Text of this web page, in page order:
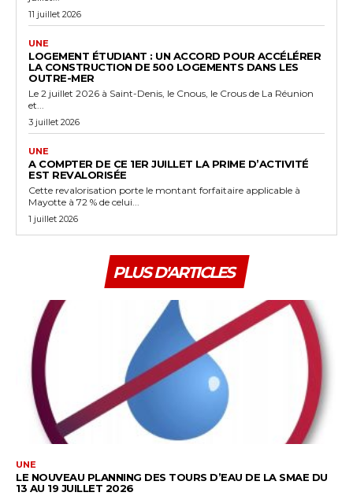
11 juillet 2026
UNE
LOGEMENT ÉTUDIANT : UN ACCORD POUR ACCÉLÉRER
LA CONSTRUCTION DE 500 LOGEMENTS DANS LES
OUTRE-MER
Le 2 juillet 2026 à Saint-Denis, le Cnous, le Crous de La Réunion
et...
3 juillet 2026
UNE
A COMPTER DE CE 1ER JUILLET LA PRIME D’ACTIVITÉ
EST REVALORISÉE
Cette revalorisation porte le montant forfaitaire applicable à
Mayotte à 72 % de celui...
1 juillet 2026
PLUS D'ARTICLES
UNE
LE NOUVEAU PLANNING DES TOURS D’EAU DE LA SMAE DU
13 AU 19 JUILLET 2026